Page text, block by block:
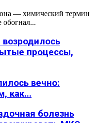
— химический термин
обогнал...
процессы,
вечно:
как...
болезнь